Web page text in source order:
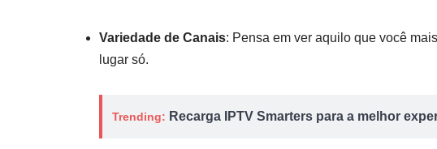
Variedade de Canais: Pensa em ver aquilo que você
lugar só.
Trending: Recarga IPTV Smarters para a melhor